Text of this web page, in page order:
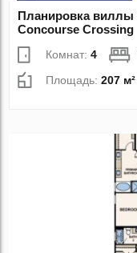
Планировка виллы
Concourse Crossing
Комнат:4
Площадь:207 м²